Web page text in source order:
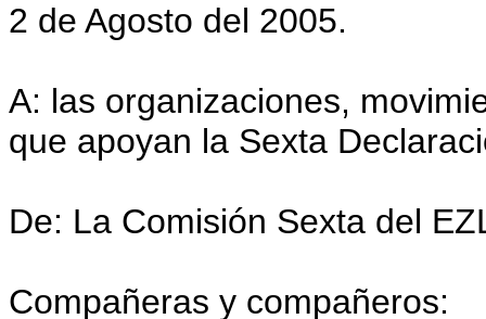
2 de Agosto del 2005.
A: las organizaciones,
que apoyan la Sexta
De: La Comisión Sexta del
Compañeras y compañeros: